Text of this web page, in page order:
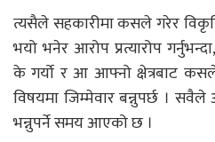
त्यसैले सहकारीमा कसले गरेर
भयो भनेर आरोप प्रत्यारोप
के गर्यो र आ आफ्नो क्षेत्रबाट
विषयमा जिम्मेवार बन्नुपर्छ ।
भन्नुपर्ने समय आएको छ ।